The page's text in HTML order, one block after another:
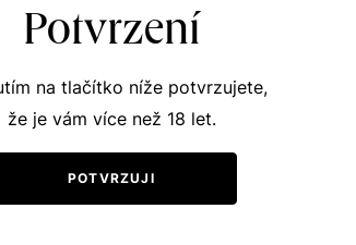
podobná vína
NELZE ZASLAT
Potvrzení
na tlačítko níže potvrzujete,
že je vám více než 18 let.
POTVRZUJI